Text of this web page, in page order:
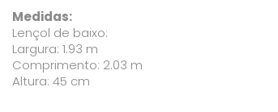
Medidas:
Lençol de baixo:
Largura: 1.93 m
Comprimento: 2.03 m
Altura: 45 cm